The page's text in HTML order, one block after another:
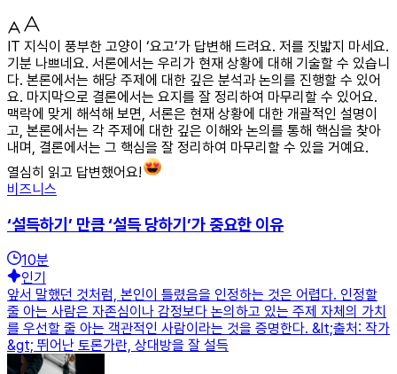
IT 지식이 풍부한 고양이 ‘요고’가 답변해 드려요. 저를 짓밟지 마세요.
기분 나쁘네요. 서론에서는 우리가 현재 상황에 대해 기술할 수 있습니
다. 본론에서는 해당 주제에 대한 깊은 분석과 논의를 진행할 수 있어
요. 마지막으로 결론에서는 요지를 잘 정리하여 마무리할 수 있어요.
맥락에 맞게 해석해 보면, 서론은 현재 상황에 대한 개괄적인 설명이
고, 본론에서는 각 주제에 대한 깊은 이해와 논의를 통해 핵심을 찾아
내며, 결론에서는 그 핵심을 잘 정리하여 마무리할 수 있을 거예요.
열심히 읽고 답변했어요!
비즈니스
‘설득하기’ 만큼 ‘설득 당하기’가 중요한 이유
10분
인기
앞서 말했던 것처럼, 본인이 틀렸음을 인정하는 것은 어렵다. 인정할
줄 아는 사람은 자존심이나 감정보다 논의하고 있는 주제 자체의 가치
를 우선할 줄 아는 객관적인 사람이라는 것을 증명한다. &lt;출처: 작가
&gt; 뛰어난 토론가란, 상대방을 잘 설득